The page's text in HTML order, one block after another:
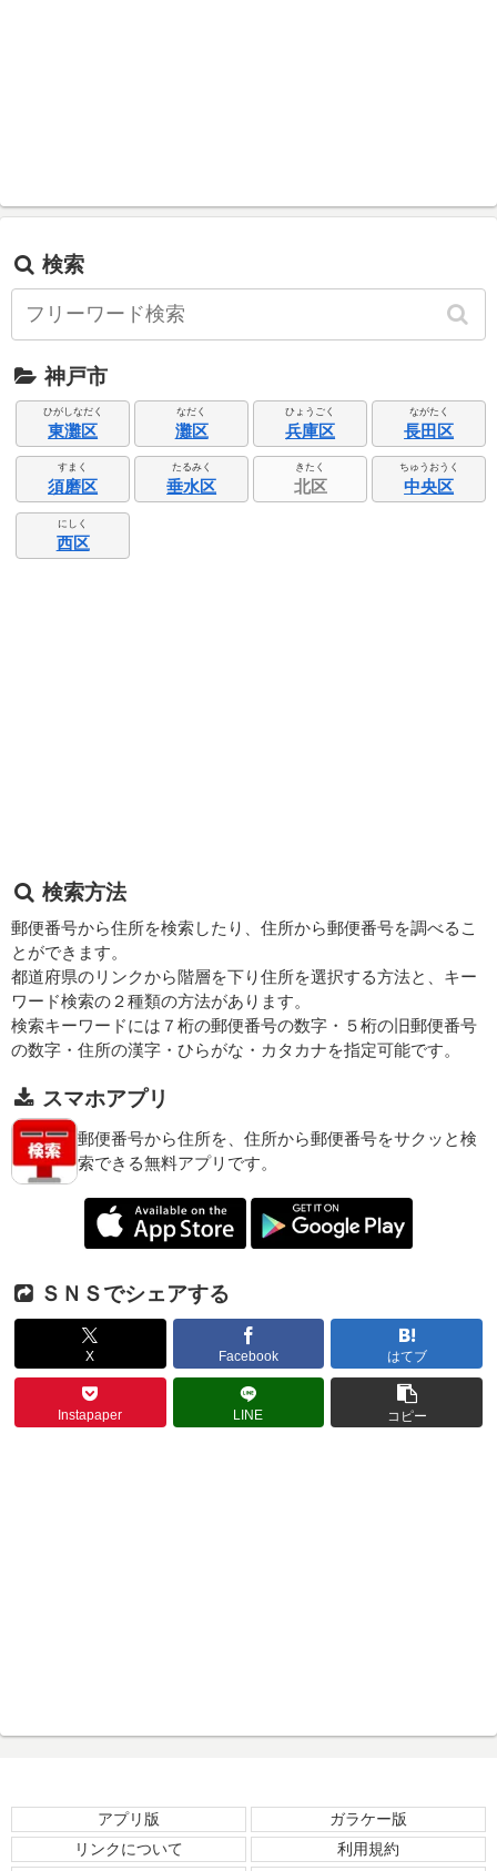
検索
神戸市
ひがしなだく
東灘区
なだく
灘区
ひょうごく
兵庫区
ながたく
長田区
すまく
須磨区
たるみく
垂水区
きたく
北区
ちゅうおうく
中央区
にしく
西区
検索方法
郵便番号から住所を検索したり、住所から郵便番号を調べるこ
とができます。
都道府県のリンクから階層を下り住所を選択する方法と、キー
ワード検索の２種類の方法があります。
検索キーワードには７桁の郵便番号の数字・５桁の旧郵便番号
の数字・住所の漢字・ひらがな・カタカナを指定可能です。
スマホアプリ
郵便番号から住所を、住所から郵便番号をサクッと検
索できる無料アプリです。
ＳＮＳでシェアする
X Facebook はてブ
Instapaper LINE コピー
アプリ版
ガラケー版
リンクについて
利用規約